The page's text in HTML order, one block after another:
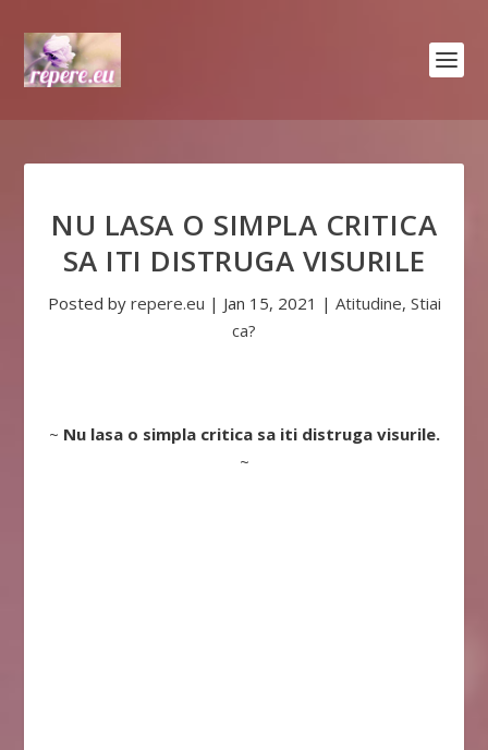
NU LASA O SIMPLA CRITICA
SA ITI DISTRUGA VISURILE
Posted by repere.eu | Jan 15, 2021 | Atitudine, Stiai
ca?
~ Nu lasa o simpla critica sa iti distruga visurile.
~